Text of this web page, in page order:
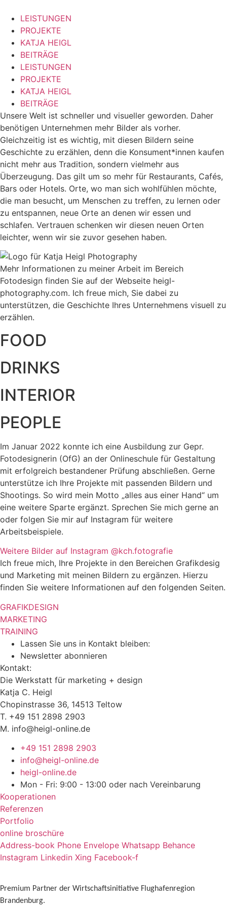
Inhalt
springen
LEISTUNGEN
PROJEKTE
KATJA HEIGL
BEITRÄGE
LEISTUNGEN
PROJEKTE
KATJA HEIGL
BEITRÄGE
Unsere Welt ist schneller und visueller geworden. Daher
benötigen Unternehmen mehr Bilder als vorher.
Gleichzeitig ist es wichtig, mit diesen Bildern seine
Geschichte zu erzählen, denn die Konsument*innen kaufen
nicht mehr aus Tradition, sondern vielmehr aus
Überzeugung. Das gilt um so mehr für Restaurants, Cafés,
Bars oder Hotels. Orte, wo man sich wohlfühlen möchte,
die man besucht, um Menschen zu treffen, zu lernen oder
zu entspannen, neue Orte an denen wir essen und
schlafen. Vertrauen schenken wir diesen neuen Orten
leichter, wenn wir sie zuvor gesehen haben.
Mehr Informationen zu meiner Arbeit im Bereich
Fotodesign finden Sie auf der Webseite heigl-
photography.com. Ich freue mich, Sie dabei zu
unterstützen, die Geschichte Ihres Unternehmens visuell zu
erzählen.
FOOD
DRINKS
INTERIOR
PEOPLE
Im Januar 2022 konnte ich eine Ausbildung zur Gepr.
Fotodesignerin (OfG) an der Onlineschule für Gestaltung
mit erfolgreich bestandener Prüfung abschließen. Gerne
unterstütze ich Ihre Projekte mit passenden Bildern und
Shootings. So wird mein Motto „alles aus einer Hand“ um
eine weitere Sparte ergänzt. Sprechen Sie mich gerne an
oder folgen Sie mir auf Instagram für weitere
Arbeitsbeispiele.
Weitere Bilder auf Instagram @kch.fotografie
Ich freue mich, Ihre Projekte in den Bereichen Grafikdesig
und Marketing mit meinen Bildern zu ergänzen. Hierzu
finden Sie weitere Informationen auf den folgenden Seiten.
GRAFIKDESIGN
MARKETING
TRAINING
Lassen Sie uns in Kontakt bleiben:
Newsletter abonnieren
Kontakt:
Die Werkstatt für marketing + design
Katja C. Heigl
Chopinstrasse 36, 14513 Teltow
T. +49 151 2898 2903
M. info@heigl-online.de
+49 151 2898 2903
info@heigl-online.de
heigl-online.de
Mon - Fri: 9:00 - 13:00 oder nach Vereinbarung
Kooperationen
Referenzen
Portfolio
online broschüre
Address-book Phone Envelope Whatsapp Behance
Instagram Linkedin Xing Facebook-f
Premium Partner der Wirtschaftsinitiative Flughafenregion
Brandenburg.